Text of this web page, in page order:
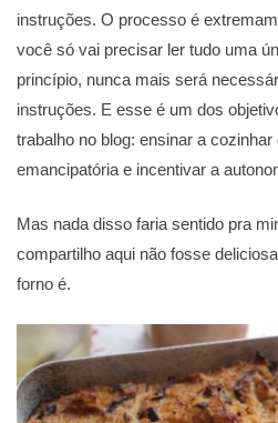
instruções. O processo é
você só vai precisar ler tudo uma
princípio, nunca mais será
instruções. E esse é um dos
trabalho no blog: ensinar a
emancipatória e incentivar a
Mas nada disso faria sentido pra
compartilho aqui não fosse
forno é.